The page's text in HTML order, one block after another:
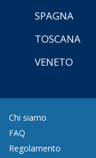
SPAGNA
TOSCANA
VENETO
Chi siamo
FAQ
Regolamento